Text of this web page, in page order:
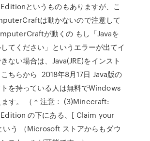
というものもありますが、こ
は動かないので注意して
が動くの もし「Javaを
てください」というエラーが出てイ
ない場合は、Java(JRE)をインスト
ちらから 2018年8月17日 Java版の
を持っている人は無料でWindows
す。 （＊注意： (3)Minecraft:
の下にある、[ Claim your
う （Microsoft ストアからもダウ